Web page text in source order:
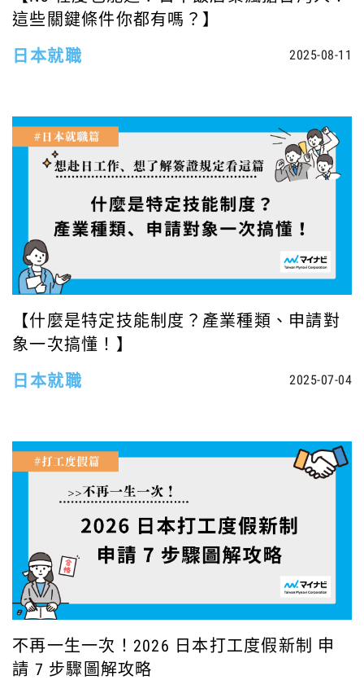
這些關鍵條件你都有嗎？】
日本就職
2025-08-11
【什麼是特定技能制度？產業種類、申請對
象一次搞懂！】
日本就職
2025-07-04
不再一生一次！2026 日本打工度假新制 申
請 7 步驟圖解攻略